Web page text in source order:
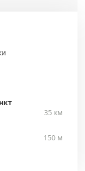
35 км
150 м